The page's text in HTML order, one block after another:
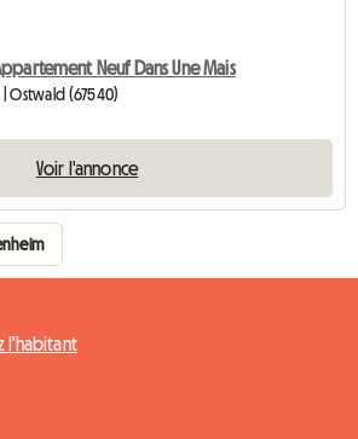
Neuf Dans Une Mais
Ostwald (67540)
Voir l'annonce